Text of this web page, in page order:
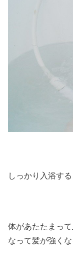
しっかり入浴す
体があたたまっ
なって髪が強くな